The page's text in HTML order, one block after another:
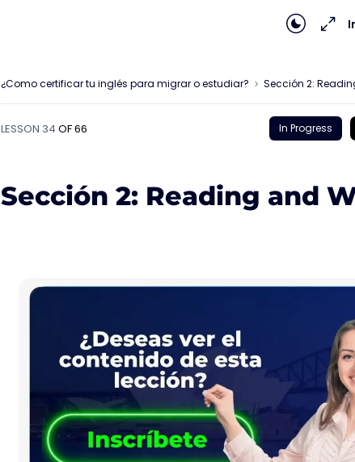
¿Como certificar tu inglés para migrar o estudiar? Sección 2:
LESSON 34 OF 66 In Progress
Sección 2: Reading and